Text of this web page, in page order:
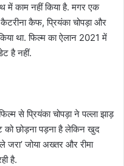
में काम नहीं किया है. मगर एक
कैफ, प्रियंका चोपड़ा और
था. फिल्म का ऐलान 2021 में
है नहीं.
से प्रियंका चोपड़ा ने पल्ला झाड़
छोड़ना पड़ना है लेकिन खुद
जरा’ जोया अख्तर और रीमा
है.